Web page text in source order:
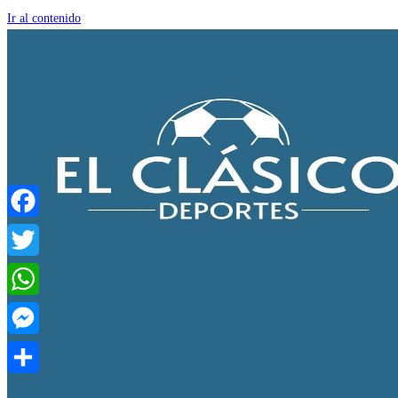
Ir al contenido
Facebook
Twitter
WhatsApp
Messenger